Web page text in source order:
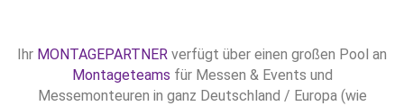
Ihr MONTAGEPARTNER verfügt über einen großen Pool an
Montageteams für Messen & Events und
Messemonteuren in ganz Deutschland / Europa (wie